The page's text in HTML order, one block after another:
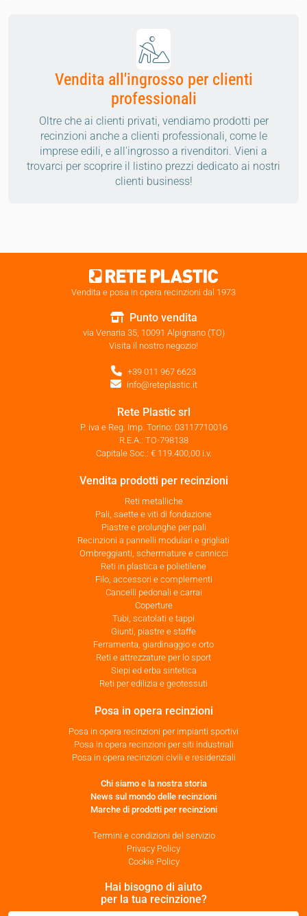
Vendita all'ingrosso per clienti
professionali
Oltre che ai clienti privati, vendiamo prodotti per
recinzioni anche a clienti professionali, come le
imprese edili, e all'ingrosso a rivenditori. Vieni a
trovarci per scoprire il listino prezzi dedicato ai nostri
clienti business!
Vendita e posa in opera recinzioni dal 1973
Punto vendita
via Venaria 35, 10091 Alpignano (TO)
Visita il nostro negozio!
+39 011 967 6623
info@reteplastic.it
Rete Plastic srl
P. iva e Reg. Imp. Torino: 03117710016
R.E.A.: TO-798138
Capitale Soc.: € 119.400,00 i.v.
Vendita prodotti per recinzioni
Reti metalliche
Pali, saette e viti di fondazione
Piastre e prolunghe per pali
Recinzioni a pannelli modulari e grigliati
Ombreggianti, schermature e cannicci
Reti in plastica e polietilene
Filo, accessori e complementi
Cancelli pedonali e carrai
Coperture
Tubi, scatolati e tappi
Giunti, piastre e staffe
Ferramenta, giardinaggio e orto
Reti e attrezzature per lo sport
Siepi ed erba sintetica
Reti per edilizia e geotessuti
Posa in opera recinzioni
Posa in opera recinzioni per impianti sportivi
Posa in opera recinzioni per siti industriali
Posa in opera recinzioni civili e residenziali
Chi siamo e la nostra storia
News sul mondo delle recinzioni
Marche di prodotti per recinzioni
Termini e condizioni del servizio
Privacy Policy
Cookie Policy
Hai bisogno di aiuto
per la tua recinzione?